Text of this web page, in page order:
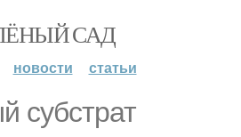
САД
новости статьи
субстрат